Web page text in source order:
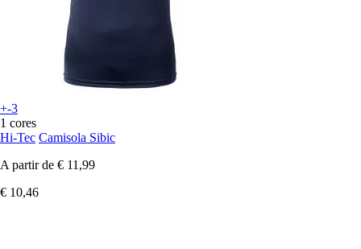
+-3
1 cores
Hi-Tec Camisola Sibic
A partir de € 11,99
€ 10,46